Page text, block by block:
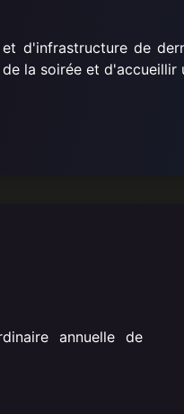
d'infrastructure de
la soirée et d'accueillir
annuelle de